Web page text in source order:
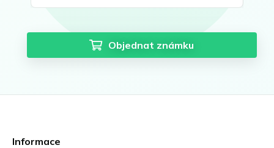
Objednat známku
Informace